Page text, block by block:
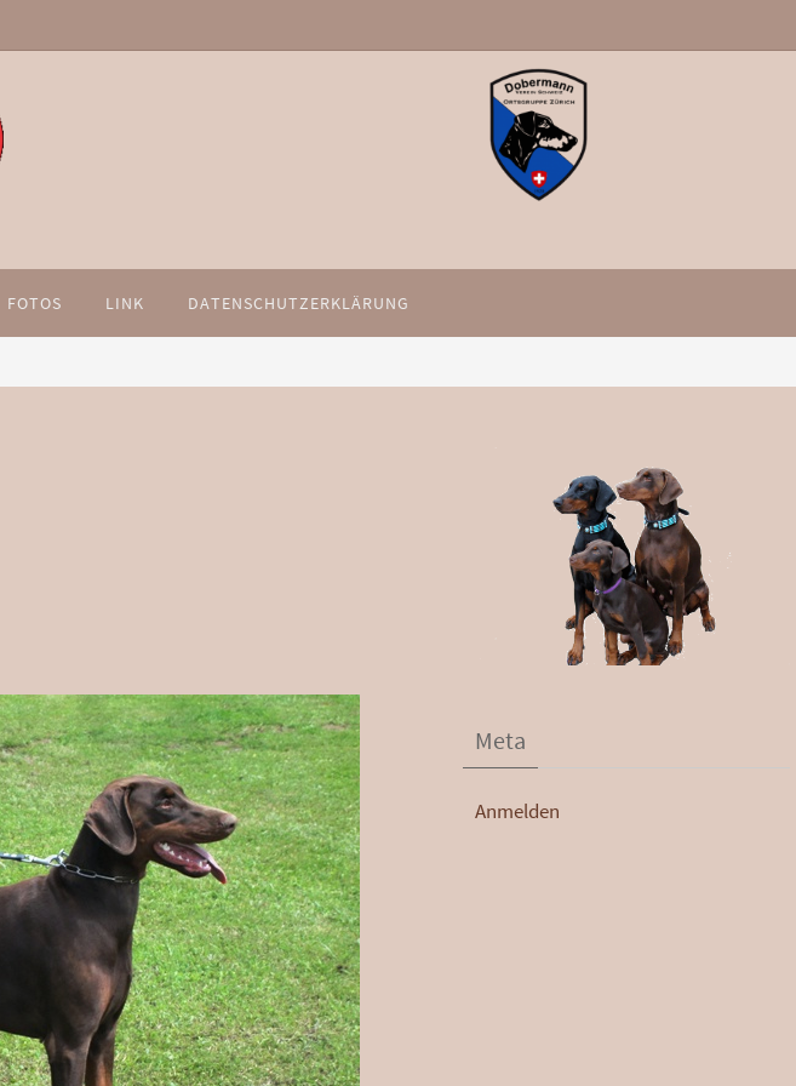
FOTOS LINK DATENSCHUTZERKLÄRUNG
Meta
Anmelden